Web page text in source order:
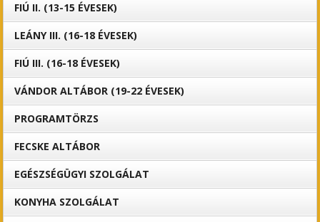
FIÚ II. (13-15 ÉVESEK)
LEÁNY III. (16-18 ÉVESEK)
FIÚ III. (16-18 ÉVESEK)
VÁNDOR ALTÁBOR (19-22 ÉVESEK)
PROGRAMTÖRZS
FECSKE ALTÁBOR
EGÉSZSÉGÜGYI SZOLGÁLAT
KONYHA SZOLGÁLAT